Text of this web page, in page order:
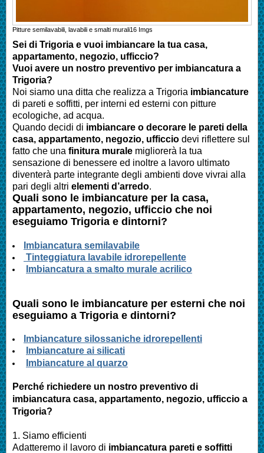
Pitture semilavabili, lavabili e smalti murali16 Imgs
Sei di Trigoria e vuoi imbiancare la tua casa,
appartamento, negozio, ufficcio?
Vuoi avere un nostro preventivo per imbiancatura a
Trigoria?
Noi siamo una ditta che realizza a Trigoria imbiancature
di pareti e soffitti, per interni ed esterni con pitture
ecologiche, ad acqua.
Quando decidi di imbiancare o decorare le pareti della
casa, appartamento, negozio, ufficcio devi riflettere sul
fatto che una finitura murale migliorerà la tua
sensazione di benessere ed inoltre a lavoro ultimato
diventerà parte integrante degli ambienti dove vivrai alla
pari degli altri elementi d’arredo.
Quali sono le imbiancature per la casa,
appartamento, negozio, ufficcio che noi
eseguiamo Trigoria e dintorni?
Imbiancatura semilavabile
Tinteggiatura lavabile idrorepellente
Imbiancatura a smalto murale acrilico
Quali sono le imbiancature per esterni che noi
eseguiamo a Trigoria e dintorni?
mbiancature silossaniche idrorepellenti
Imbiancature ai silicati
Imbiancature al quarzo
Perché richiedere un nostro preventivo di
imbiancatura casa, appartamento, negozio, ufficcio a
Trigoria?
1. Siamo efficienti
Adatteremo il lavoro di imbiancatura pareti e soffitti